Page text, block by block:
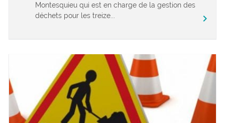
Montesquieu qui est en charge de la gestion des
déchets pour les treize...
chevron_right